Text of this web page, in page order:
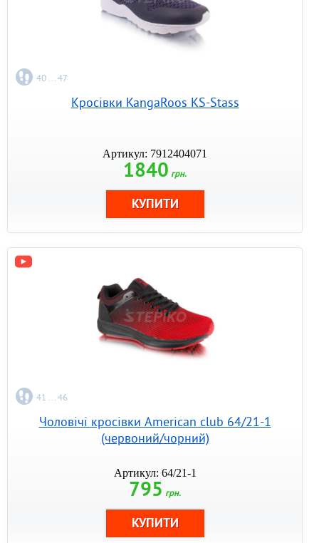
40 ... 47
Кросівки KangaRoos KS-Stass
Артикул: 7912404071
1840 грн.
41 ... 46
Чоловічі кросівки American club 64/21-1
(червоний/чорний)
Артикул: 64/21-1
795 грн.